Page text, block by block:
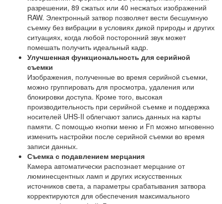
разрешении, 89 сжатых или 40 несжатых изображений
RAW. Электронный затвор позволяет вести бесшумную
съемку без вибрации в условиях дикой природы и других
ситуациях, когда любой посторонний звук может
помешать получить идеальный кадр.
Улучшенная функциональность для серийной
съемки
Изображения, полученные во время серийной съемки,
можно группировать для просмотра, удаления или
блокировки доступа. Кроме того, высокая
производительность при серийной съемке и поддержка
носителей UHS-II облегчают запись данных на карты
памяти. С помощью кнопки меню и Fn можно мгновенно
изменить настройки после серийной съемки во время
записи данных.
Съемка с подавлением мерцания
Камера автоматически распознает мерцание от
люминесцентных ламп и других искусственных
источников света, а параметры срабатывания затвора
корректируются для обеспечения максимального